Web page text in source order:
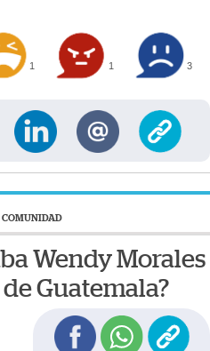
1 1 3
COMUNIDAD
Wendy Morales
Guatemala?